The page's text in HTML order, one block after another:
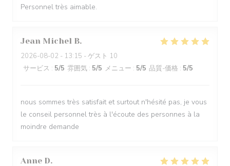
Personnel très aimable.
Jean Michel B
2026-08-02 - 13:15 - ゲスト 10
サービス : 5/5 雰囲気 : 5/5 メニュー : 5/5 品質-価格 : 5/5
nous sommes très satisfait et surtout n'hésité pas, je vous
le conseil personnel très à l'écoute des personnes à la
moindre demande
Anne D